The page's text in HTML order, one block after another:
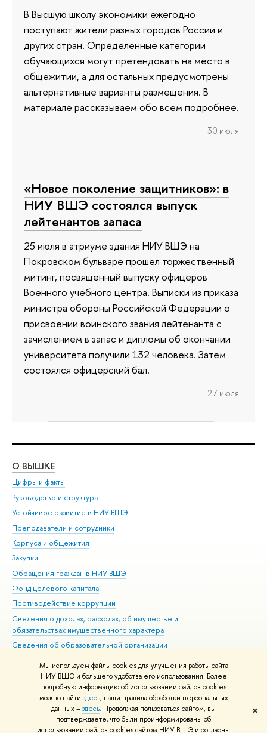
Мы используем файлы cookies для улучшения работы сайта
НИУ ВШЭ и большего удобства его использования. Более
подробную информацию об использовании файлов cookies
можно найти здесь, наши правила обработки персональных
данных –здесь. Продолжая пользоваться сайтом, вы
подтверждаете, что были проинформированы об
использовании файлов cookies сайтом НИУ ВШЭ и согласны
✖
В Высшую школу экономики ежегодно
поступают жители разных городов России и
других стран. Определенные категории
обучающихся могут претендовать на место в
общежитии, а для остальных предусмотрены
альтернативные варианты размещения. В
материале рассказываем обо всем подробнее.
30 июля
«Новое поколение защитников»: в
НИУ ВШЭ состоялся выпуск
лейтенантов запаса
25 июля в атриуме здания НИУ ВШЭ на
Покровском бульваре прошел торжественный
митинг, посвященный выпуску офицеров
Военного учебного центра. Выписки из приказа
министра обороны Российской Федерации о
присвоении воинского звания лейтенанта с
зачислением в запас и дипломы об окончании
университета получили 132 человека. Затем
состоялся офицерский бал.
27 июля
О ВЫШКЕ
Цифры и факты
Руководство и структура
Устойчивое развитие в НИУ ВШЭ
Преподаватели и сотрудники
Корпуса и общежития
Закупки
Обращения граждан в НИУ ВШЭ
Фонд целевого капитала
Противодействие коррупции
Сведения о доходах, расходах, об имуществе и
обязательствах имущественного характера
Сведения об образовательной организации
Людям с ограниченными возможностями здоровья
Единая платежная страница
Работа в Вышке
© НИУ ВШЭ 1993–2026 Адреса и контакты Условия использования